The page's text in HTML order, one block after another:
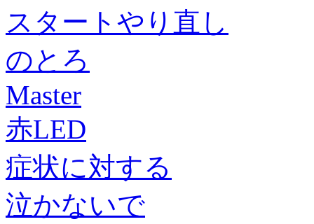
スタートやり直し
のとろ
Master
赤LED
症状に対する
泣かないで